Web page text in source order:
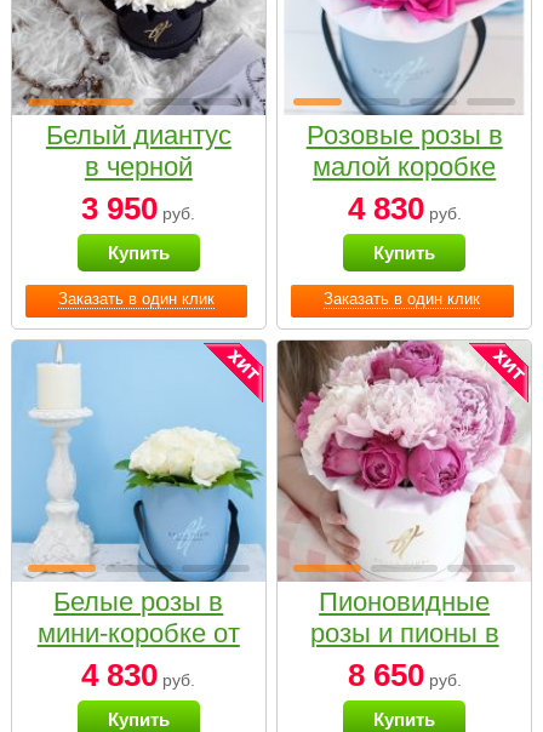
Заказать в один клик
Белый диантус
в черной
коробке Small
3 950 руб.
Купить
Заказать в один клик
Розовые розы в
малой коробке
4 830руб.
Купить
Белые розы в
мини-коробке от
Bella Fiori
4 830 руб.
Купить
Пионовидные
розы и пионы в
белой коробке
Small
8 650руб.
Купить